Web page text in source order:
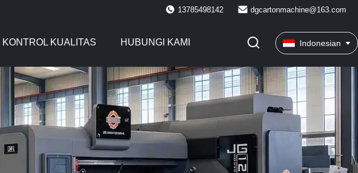
13785498142 dgcartonmachine@163.com
KONTROL KUALITAS HUBUNGI KAMI Indonesian